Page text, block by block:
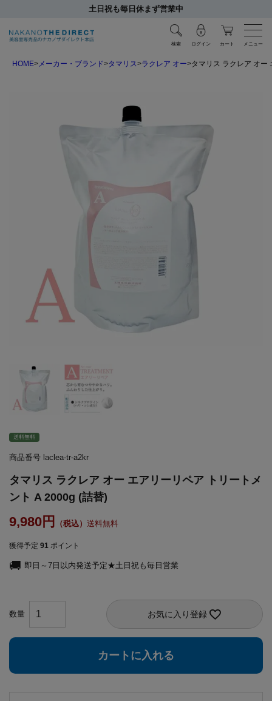
土日祝も毎日休まず営業中
検索 ログイン カート メニュー
HOME メーカー・ブランド タマリス ラクレア オー タマリス ラクレア オー
送料無料
商品番号 laclea-tr-a2kr
タマリス ラクレア オー エアリーリペア トリートメ
ント A 2000g (詰替)
9,980 送料無料
獲得予定 91 ポイント
即日～7日以内発送予定★土日祝も毎日営業
お気に入り登録
カートに入れる